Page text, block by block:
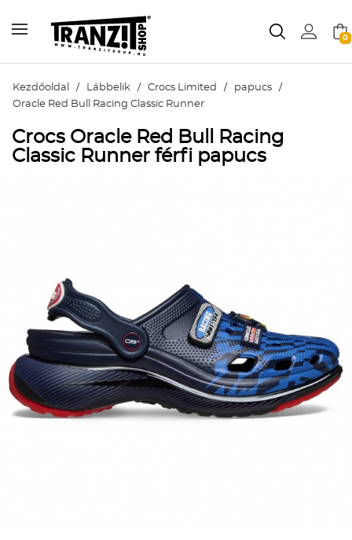
0
Kezdőoldal / Lábbelik / Crocs Limited / papucs /
Oracle Red Bull Racing Classic Runner
Crocs Oracle Red Bull Racing
Classic Runner férfi papucs